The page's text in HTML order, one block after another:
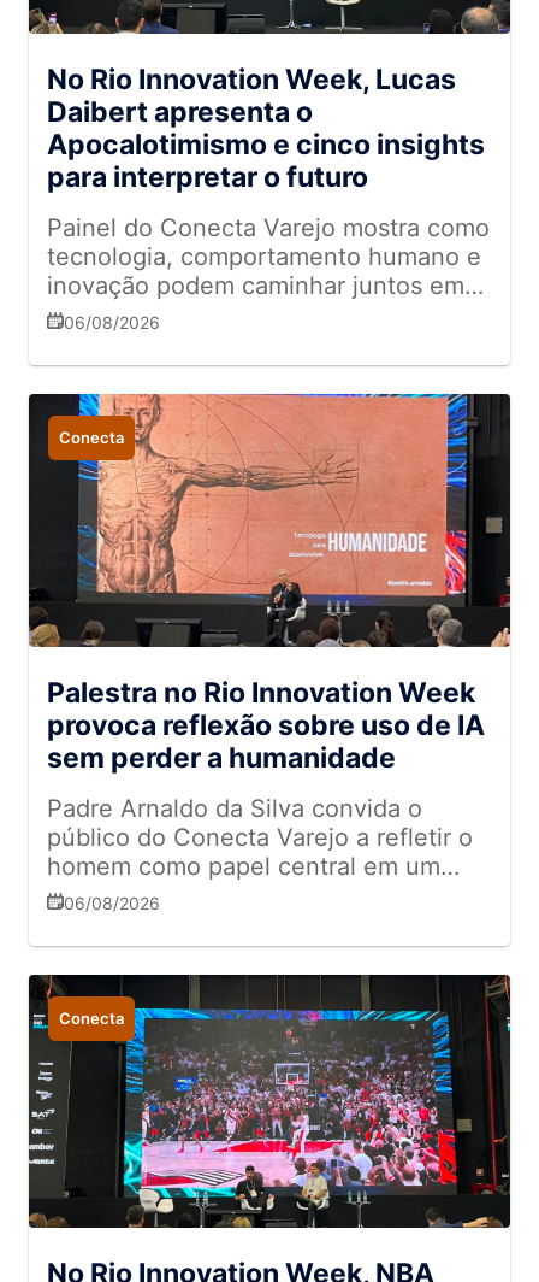
No Rio Innovation Week, Lucas
Daibert apresenta o
Apocalotimismo e cinco insights
para interpretar o futuro
Painel do Conecta Varejo mostra como
tecnologia, comportamento humano e
inovação podem caminhar juntos em
um mundo de rápidas transformações
06/08/2026
Conecta
Palestra no Rio Innovation Week
provoca reflexão sobre uso de IA
sem perder a humanidade
Padre Arnaldo da Silva convida o
público do Conecta Varejo a refletir o
homem como papel central em um
mundo tomado por tecnologia
06/08/2026
Conecta
No Rio Innovation Week, NBA